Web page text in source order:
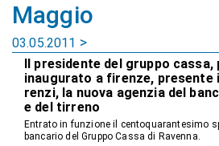
Maggio
03.05.2011
Il presidente del gruppo cassa,
inaugurato a firenze, presente
renzi, la nuova agenzia del
e del tirreno
Entrato in funzione il centoquarantesimo
bancario del Gruppo Cassa di Ravenna.